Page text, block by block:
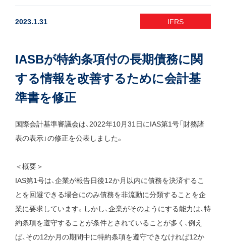
2023.1.31 IFRS
IASBが特約条項付の長期債務に関
する情報を改善するために会計基
準書を修正
国際会計基準審議会は、2022年10月31日にIAS第1号「財務諸
表の表示」の修正を公表しました。
＜概要＞
IAS第1号は、企業が報告日後12か月以内に債務を決済するこ
とを回避できる場合にのみ債務を非流動に分類することを企
業に要求しています。しかし、企業がそのようにする能力は、特
約条項を遵守することが条件とされていることが多く、例え
ば、その12か月の期間中に特約条項を遵守できなければ12か